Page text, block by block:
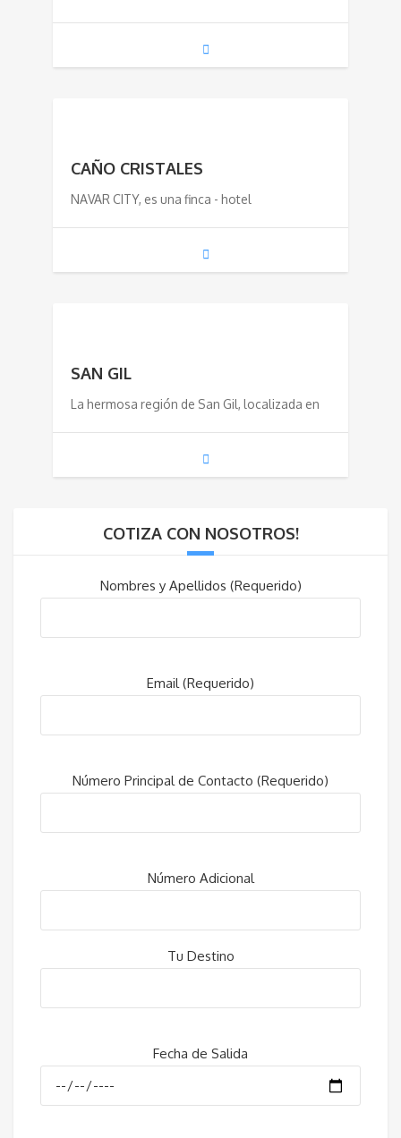
CAÑO CRISTALES
NAVAR CITY, es una finca - hotel
SAN GIL
La hermosa región de San Gil, localizada en
COTIZA CON NOSOTROS!
Nombres y Apellidos (Requerido)
Email (Requerido)
Número Principal de Contacto (Requerido)
Número Adicional
Tu Destino
Fecha de Salida